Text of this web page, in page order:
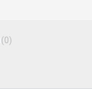
(0)